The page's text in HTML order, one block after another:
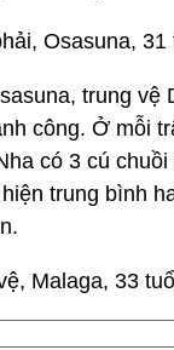
Osasuna, 31
trung vệ
công. Ở mỗi
có 3 cú chuồi
trung bình
Malaga, 33